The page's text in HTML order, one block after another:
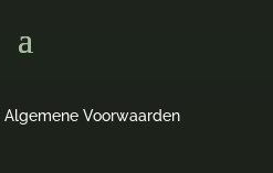
|Algemene Voorwaarden